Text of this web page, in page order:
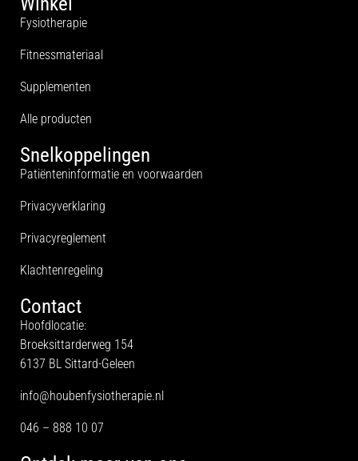
Fysiotherapie
Fitnessmateriaal
Supplementen
Alle producten
Snelkoppelingen
Patiënteninformatie en voorwaarden
Privacyverklaring
Privacyreglement
Klachtenregeling
Contact
Hoofdlocatie:
Broeksittarderweg 154
6137 BL Sittard-Geleen
info@houbenfysiotherapie.nl
046 – 888 10 07